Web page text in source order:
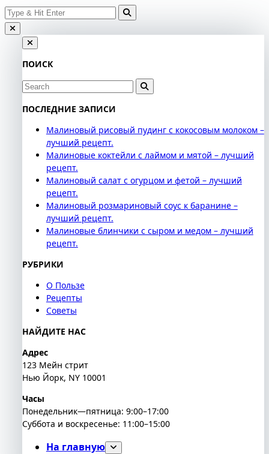
Skip
to
content
Search
for:
ПОИСК
Search
for:
ПОСЛЕДНИЕ ЗАПИСИ
Малиновый рисовый пудинг с кокосовым молоком –
лучший рецепт.
Малиновые коктейли с лаймом и мятой – лучший
рецепт.
Малиновый салат с огурцом и фетой – лучший
рецепт.
Малиновый розмариновый соус к баранине –
лучший рецепт.
Малиновые блинчики с сыром и медом – лучший
рецепт.
РУБРИКИ
О Пользе
Рецепты
Советы
НАЙДИТЕ НАС
Адрес
123 Мейн стрит
Нью Йорк, NY 10001
Часы
Понедельник—пятница: 9:00–17:00
Суббота и воскресенье: 11:00–15:00
На главную